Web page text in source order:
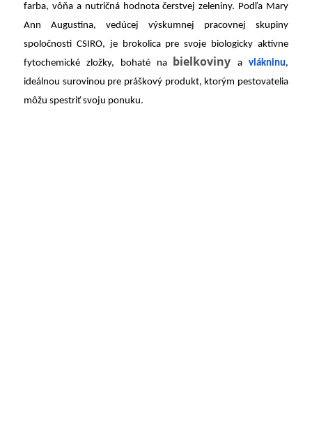
farba, vôňa a nutričná hodnota čerstvej zeleniny. Podľa Mary
Ann Augustina, vedúcej výskumnej pracovnej skupiny
spoločnosti CSIRO, je brokolica pre svoje biologicky aktívne
fytochemické zložky, bohaté na bielkovinyavlákninu,
ideálnou surovinou pre práškový produkt, ktorým pestovatelia
môžu spestriť svoju ponuku.